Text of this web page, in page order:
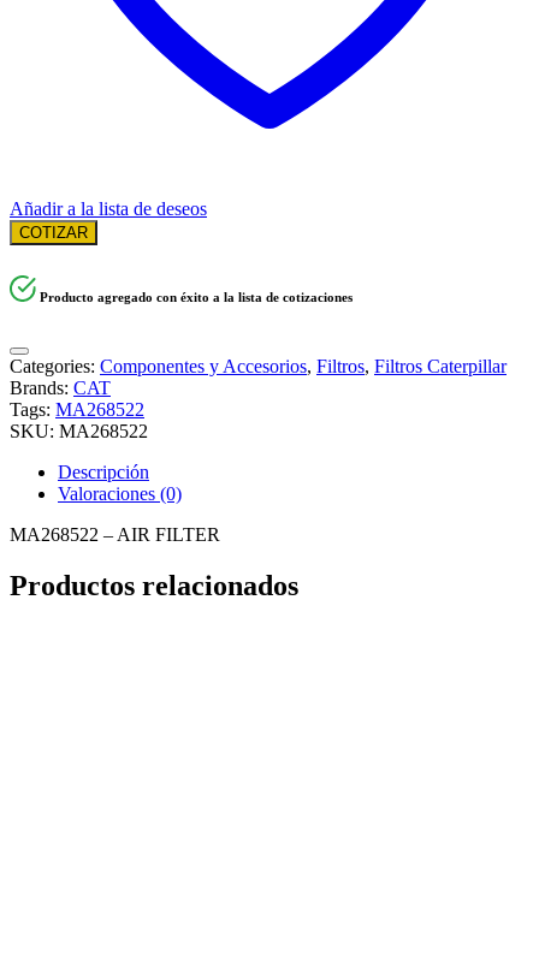
Añadir a la lista de deseos
COTIZAR
Producto agregado con éxito a la lista de cotizaciones
Categories: Componentes y Accesorios, Filtros, Filtros Caterpillar
Brands: CAT
Tags: MA268522
SKU: MA268522
Descripción
Valoraciones (0)
MA268522 – AIR FILTER
Productos relacionados